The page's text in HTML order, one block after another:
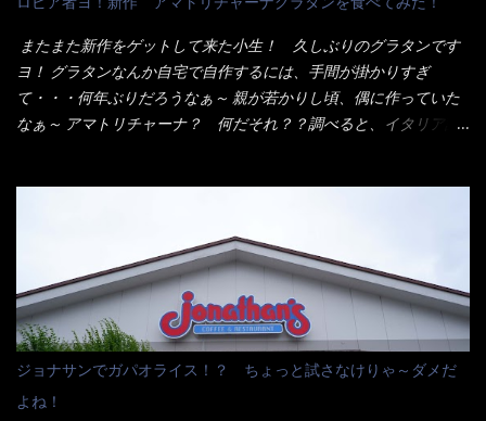
んだか紙に巻かれた棒状の麺が二束、調味油と粉末スープ！ やは
り見慣れない姿・・・何だかチョッと高級感的な・・・だって透
明なトレイに並んだ棒状麺なんて見慣れないからねぇ～（コスト
がかかる） 袋の裏側を見ると、韮とか卵の用意を勧めている。
それなばらと冷蔵庫にあった、黒豆モヤシ・韮・生卵を用意しま
け、韮の葉の部分をドサッと乗せて調味油を入れて完成です。 ど
うでしょう？ 見た目 Goodデザイン賞じゃない！？ 笑 マルタ
イのHPを見ると・・・（引用） めんは、ノンフライ・ノンスチー
ム製法で仕上げた、生めんに近い風味のストレートめんです。 豚
の旨味に数種類の唐辛子、ニンニクを加えた辛さとコクが凝縮さ
れた醤油ベースのスープです。 調味油に赤ラー油とごま油を使用
することに風味と辛さを引き立たせています。 調味油をスープ
またまた新作をゲットして来た小生！ 久しぶりのグラタンです
ヨ！ グラタンなんか自宅で自作するには、手間が掛かりすぎ
て・・・何年ぶりだろうなぁ～ 親が若かりし頃、偶に作っていた
なぁ～ アマトリチャーナ？ 何だそれ？？調べると、イタリア語
ブン皿で焼いて、大凡の目安で小分けにしているようで、パック
をよーく見たら表面のチーズの乗り具合に結構な差が出てい
た・・・チーズに焦げ目が付いているのを、しっかり確認し買う
ことをオススメします。（取り分け量にも若干有り差がでてるだ
ろう） 早速タバスコを振りかけて食べてみると・・・結構美味し
いよ！ 久しぶりだな～ホワイトソースとマカロニの絡まった食
感・・・懐かしい～ 今回ダイソーのカレー用のスプーンを使って
ジョナサンでガパオライス！？ ちょっと試さなけりゃ～ダメだ
よね！